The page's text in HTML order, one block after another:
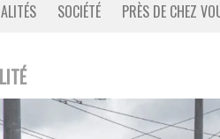
SOCIÉTÉ PRÈS DE CHEZ